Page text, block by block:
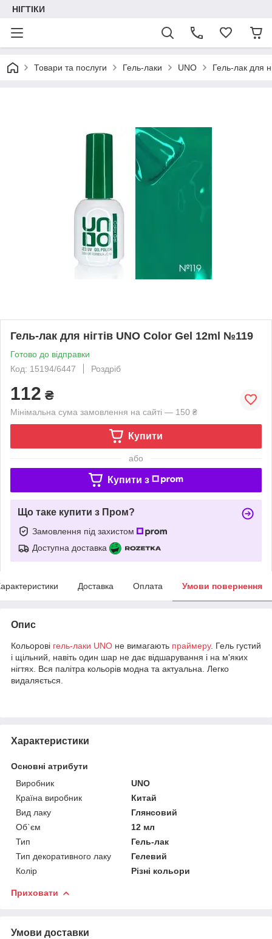
НІГТІКИ
Товари та послуги Гель-лаки UNO Гель-лак для
Гель-лак для нігтів UNO Color Gel 12ml №119
Готово до відправки
Код: 15194/6447
Роздріб
112 ₴
Мінімальна сума замовлення на сайті — 150 ₴
Купити
або
Купити з
Що таке купити з Пром?
Замовлення під захистом
Доступна доставка
Доставка Оплата Умови повернення
Опис
Кольорові гель-лаки UNO не вимагають праймеру. Гель густий
і щільний, навіть один шар не дає відшарування і на м'яких
нігтях. Вся палітра кольорів модна та актуальна. Легко
видаляється.
Характеристики
Основні атрибути
Виробник
UNO
Країна виробник
Китай
Вид лаку
Глянсовий
Об`єм
12 мл
Тип
Гель-лак
Тип декоративного лаку
Гелевий
Колір
Різні кольори
Приховати
Умови доставки